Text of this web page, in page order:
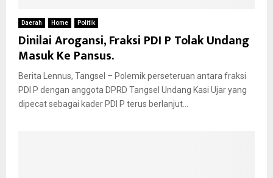
Daerah Home Politik
Dinilai Arogansi, Fraksi PDI P Tolak Undang
Masuk Ke Pansus.
Berita Lennus, Tangsel – Polemik perseteruan antara fraksi
PDI P dengan anggota DPRD Tangsel Undang Kasi Ujar yang
dipecat sebagai kader PDI P terus berlanjut...